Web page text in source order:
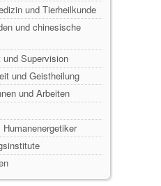
und Tierheilkunde
und chinesische
Supervision
und Geistheilung
und Arbeiten